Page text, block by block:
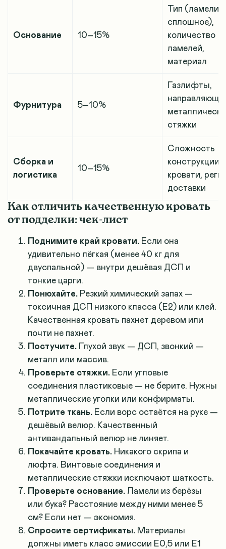
Основание 10–15%
Тип (ламели /
сплошное),
количество
ламелей,
материал
Фурнитура 5–10%
Газлифты,
стяжки
Сборка и
логистика
10–15%
Сложность
конструкции,
кровати,
доставки
Как отличить качественную кровать
от подделки: чек-лист
Поднимите край кровати. Если она
удивительно лёгкая (менее 40 кг для
двуспальной) — внутри дешёвая ДСП и
тонкие царги.
Понюхайте. Резкий химический запах —
токсичная ДСП низкого класса (Е2) или клей.
Качественная кровать пахнет деревом или
почти не пахнет.
Постучите. Глухой звук — ДСП, звонкий —
металл или массив.
Проверьте стяжки. Если угловые
соединения пластиковые — не берите. Нужны
металлические уголки или конфирматы.
Потрите ткань. Если ворс остаётся на руке —
дешёвый велюр. Качественный
антивандальный велюр не линяет.
Покачайте кровать. Никакого скрипа и
люфта. Винтовые соединения и
металлические стяжки исключают шаткость.
Проверьте основание. Ламели из берёзы
или бука? Расстояние между ними менее 5
см? Если нет — экономия.
Спросите сертификаты. Материалы
должны иметь класс эмиссии Е0,5 или Е1